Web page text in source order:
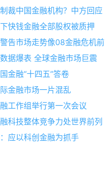
裁中国金融机构？中方回应
快钱金融全部股权被质押
告市场走势像08金融危机前
据爆表 全球金融市场巨震
金融“十四五”答卷
金融市场一片混乱
工作组举行第一次会议
科技整体竞争力处世界前列
应以科创金融为抓手